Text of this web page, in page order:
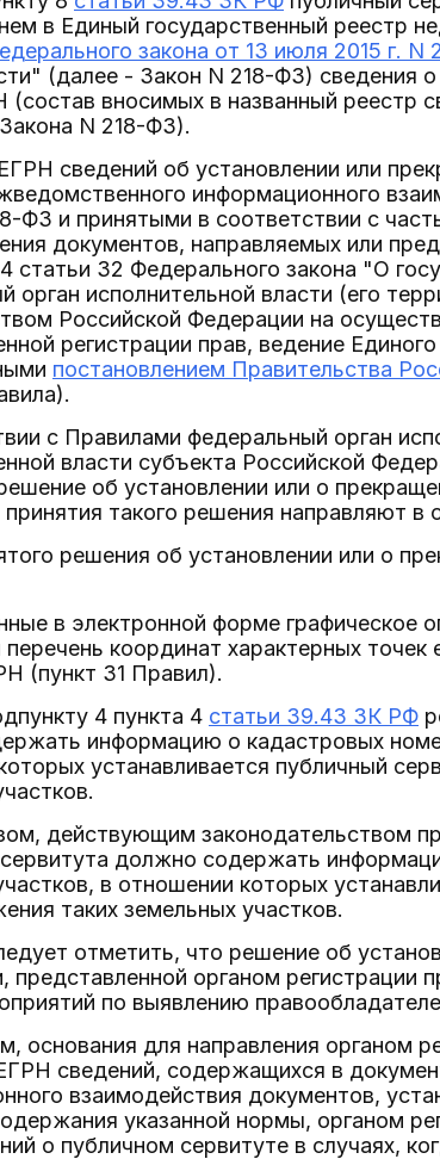
в Единый государственный реестр
закона от 13 июля 2015 г. N
(далее - Закон N 218-ФЗ) сведения о
(состав вносимых в названный реестр
N 218-ФЗ).
сведений об установлении или
информационного
ФЗ и принятыми в соответствии с
документов, направляемых или
статьи 32 Федерального закона "О
орган исполнительной власти (его
Российской Федерации на
регистрации прав, ведение
постановлением Правительства
с Правилами федеральный орган
власти субъекта Российской
об установлении или о
такого решения направляют в
решения об установлении или о
в электронной форме графическое
перечень координат характерных
(пункт 31 Правил).
4 пункта 4 статьи 39.43 ЗК РФ
информацию о кадастровых
устанавливается публичный
действующим законодательством
сервитута должно содержать
в отношении которых
таких земельных участков.
отметить, что решение об
представленной органом регистрации
по выявлению
основания для направления органом
сведений, содержащихся в
взаимодействия документов,
указанной нормы, органом
о публичном сервитуте в случаях,